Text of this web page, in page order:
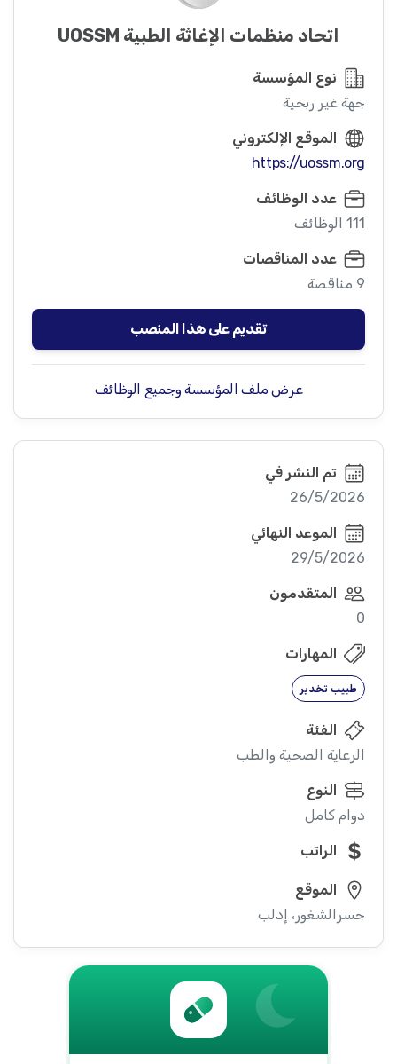
اتحاد منظمات الإغاثة الطبية UOSSM
نوع المؤسسة
جهة غير ربحية
الموقع الإلكتروني
https://uossm.org
عدد الوظائف
111 الوظائف
عدد المناقصات
9 مناقصة
تقديم على هذا المنصب
عرض ملف المؤسسة وجميع الوظائف
تم النشر في
26/5/2026
الموعد النهائي
29/5/2026
المتقدمون
0
المهارات
طبيب تخدير
الفئة
الرعاية الصحية والطب
النوع
دوام كامل
الراتب
الموقع
جسرالشغور، إدلب